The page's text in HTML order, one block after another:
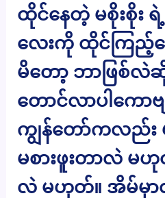
ထိုင်နေတဲ့ မစိုးစိုး
လေးကို ထိုင်ကြည့်
မိတော့ ဘာဖြစ်လဲ
တောင်လာပါကော
ကျွန်တော်ကလည်း
မစားဖူးတာလဲ မဟု
လဲ မဟုတ်။ အိမ်မှာ